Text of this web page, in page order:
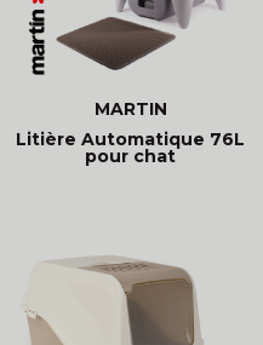
MARTIN
Litière Automatique 76L
pour chat